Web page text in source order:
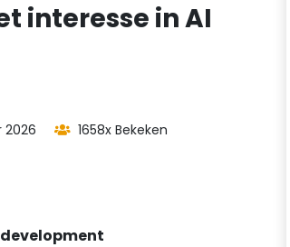
interesse in AI
2026
1658x Bekeken